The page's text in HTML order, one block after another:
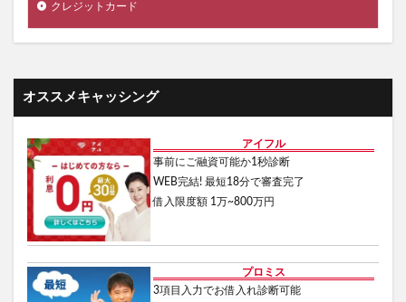
クレジットカード
オススメキャッシング
アイフル
事前にご融資可能か1秒診断
WEB完結! 最短18分で審査完了
借入限度額 1万~800万円
プロミス
3項目入力でお借入れ診断可能